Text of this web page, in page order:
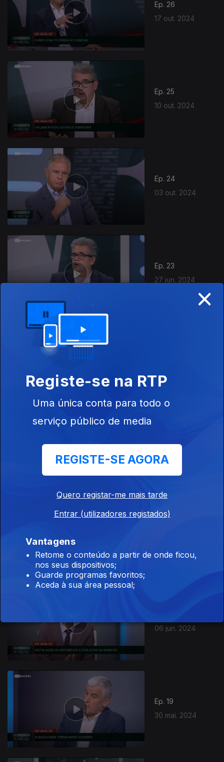
Ep. 26
17 out. 2024
Ep. 25
10 out. 2024
Ep. 24
03 out. 2024
798806
Ep. 23
27 jun. 2024
Ep. 21 13 jun. 2024
06 jun. 2024
Ep. 19
30 mai. 2024
×
Registe-se na RTP
Uma única conta para todo o
serviço público de media
REGISTE-SE AGORA
Quero registar-me mais tarde
Entrar (utilizadores registados)
Vantagens
Retome o conteúdo a partir de onde ficou,
nos seus dispositivos;
Guarde programas favoritos;
Aceda à sua área pessoal;